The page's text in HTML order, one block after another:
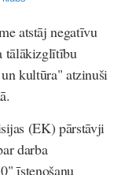
atstāj negatīvu
tālākizglītību
kultūra" atzinuši
(EK) pārstāvji
darba
īstenošanu